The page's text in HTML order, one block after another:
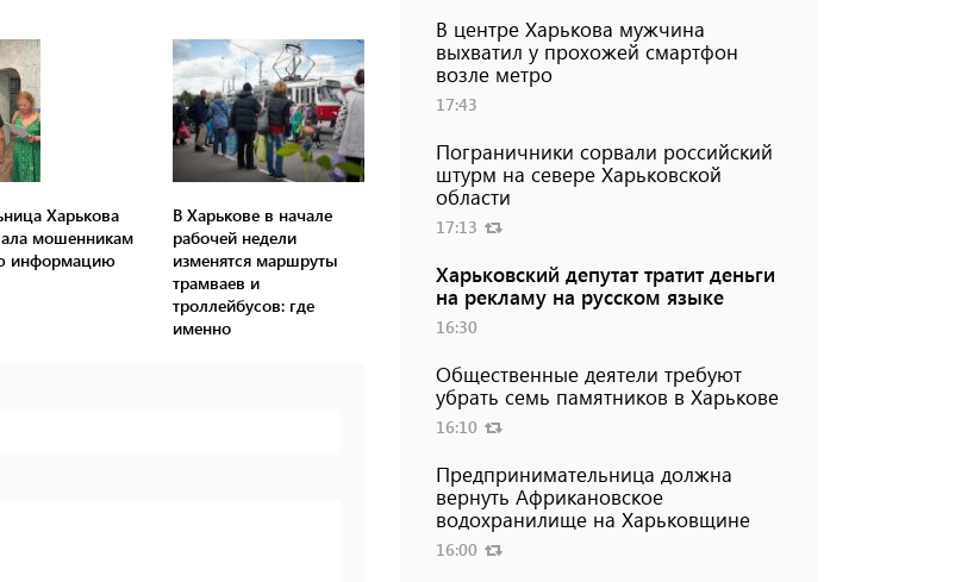
Харькова
мошенникам
информацию
В Харькове в начале
рабочей недели
изменятся маршруты
трамваев и
троллейбусов: где
именно
В центре Харькова мужчина
выхватил у прохожей смартфон
возле метро
17:43
Пограничники сорвали российский
штурм на севере Харьковской
области
17:13
Харьковский депутат тратит деньги
на рекламу на русском языке
16:30
Общественные деятели требуют
убрать семь памятников в Харькове
16:10
Предпринимательница должна
вернуть Африкановское
водохранилище на Харьковщине
16:00